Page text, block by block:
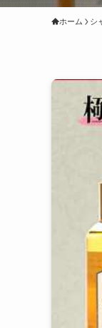
ホーム シ